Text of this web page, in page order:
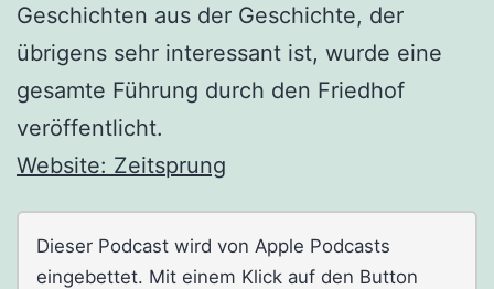
Geschichten aus der Geschichte, der
übrigens sehr interessant ist, wurde eine
gesamte Führung durch den Friedhof
veröffentlicht.
Website: Zeitsprung
Dieser Podcast wird von Apple Podcasts
eingebettet. Mit einem Klick auf den Button